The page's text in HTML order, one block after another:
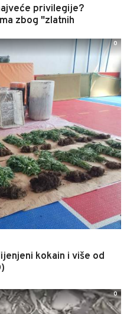
privilegije?
zbog "zlatnih
kokain i više od
0
0